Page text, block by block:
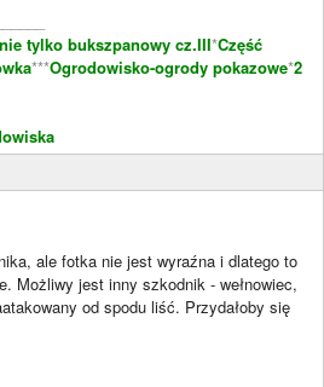
tylko bukszpanowy cz.III*Część
***Ogrodowisko-ogrody pokazowe*2
ale fotka nie jest wyraźna i dlatego to
Możliwy jest inny szkodnik - wełnowiec,
od spodu liść. Przydałoby się